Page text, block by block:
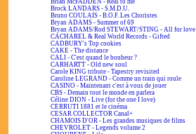
Brian McFADDEN - Real to me
Brock LANDARS - S.M.D.U.
Bruno COULAIS - B.O.F. Les Choristes
Bryan ADAMS - Summer of 69
Bryan ADAMS/Rod STEWART/STING - All for love
CACHAREL & Real World Records - Gifted
CADBURY's Top cookies
CAKE - The distance
CALI - C'est quand le bonheur ?
CARHARTT - Old new soul
Carole KING tribute - Tapestry revisited
Caroline LEGRAND - Comme un train qui roule
CASINO - Maintenant c'est à vous de jouer
CBS - Demain tout le monde en parlera
Céline DION - Live (for the one I love)
CERRUTI 1881 et le cinéma
CESAR COLLECTOR Canal+
CHAMOIS D'OR - Les grandes musiques de films
CHEVROLET - Legends volume 2